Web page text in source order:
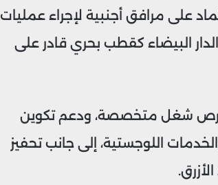
على مرافق أجنبية لإجراء عمليات
البيضاء كقطب بحري قادر على
فرص شغل متخصصة، ودعم تكوين
اللوجستية، إلى جانب تحفيز